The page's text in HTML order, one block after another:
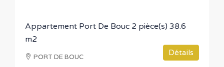
Appartement Port De Bouc 2 pièce(s) 38.6
m2
PORT DE BOUC Détails